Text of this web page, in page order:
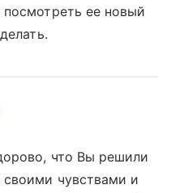
ее новый
что Вы решили
своими чувствами и